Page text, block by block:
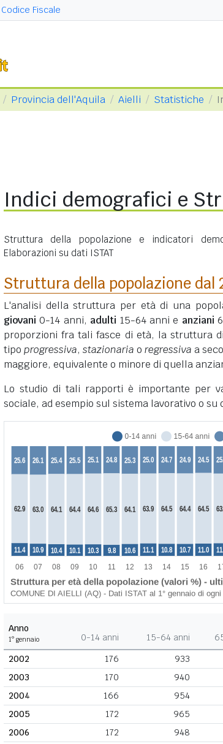
Fiscale
Provincia dell'Aquila Aielli Statistiche
Indici demografici e
Struttura della popolazione e indicatori
Elaborazioni su dati ISTAT
Struttura della popolazione dal
L'analisi della struttura per età di una
giovani 0-14 anni, adulti 15-64 anni e anziani
proporzioni fra tali fasce di età, la struttura
tipo progressiva, stazionaria o regressiva a
maggiore, equivalente o minore di quella
Lo studio di tali rapporti è importante per
sociale, ad esempio sul sistema lavorativo o su
Anno
1° gennaio 0-14 anni 15-64 anni
2002
176 933
2003
170 940
2004
166 954
2005
172 965
2006
172 948